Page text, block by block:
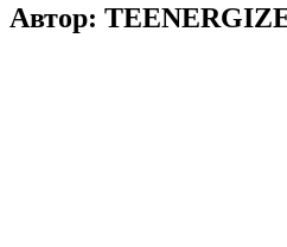
Автор: